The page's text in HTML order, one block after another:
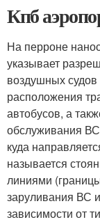
Кпб
На перроне
указывает
воздушных
расположения
автобусов, а
обслуживания
куда
называется
линиями
заруливания ВС
зависимости от